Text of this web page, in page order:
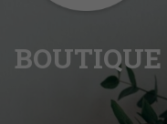
BOUTIQUE